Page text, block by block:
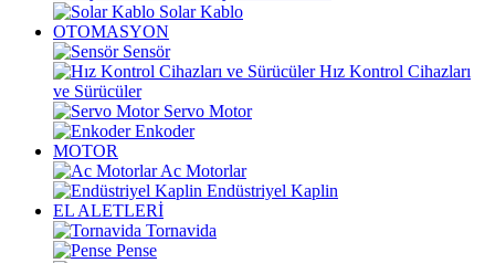
Solar Kablo
OTOMASYON
Sensör
Hız Kontrol Cihazları
ve Sürücüler
Servo Motor
Enkoder
MOTOR
Ac Motorlar
Endüstriyel Kaplin
EL ALETLERİ
Tornavida
Pense